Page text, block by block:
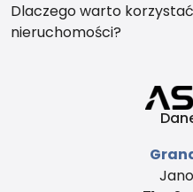
Dlaczego warto korzystać
nieruchomości?